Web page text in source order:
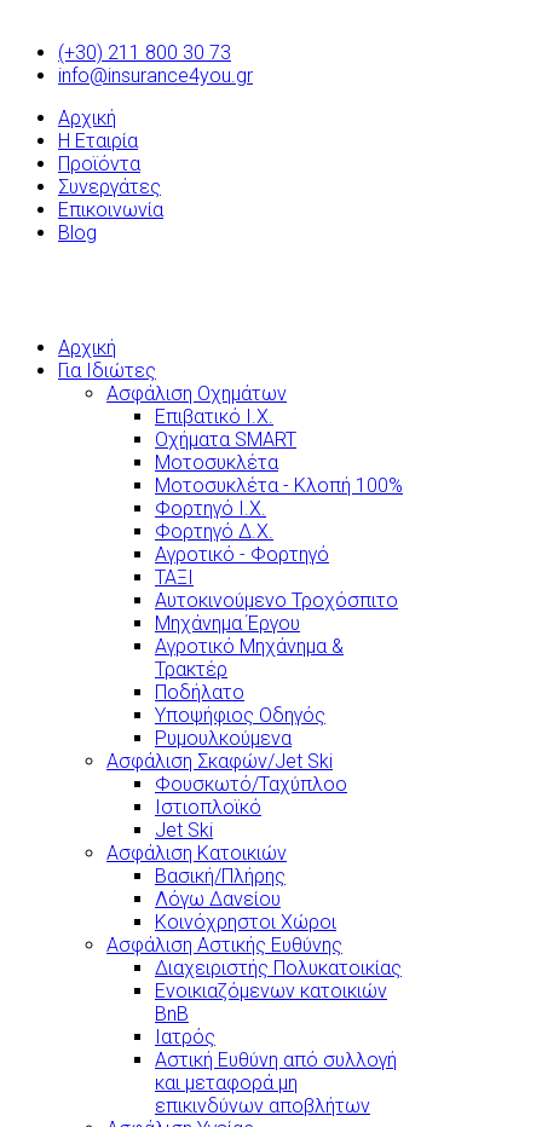
(+30) 211 800 30 73
info@insurance4you.gr
Αρχική
Η Εταιρία
Προϊόντα
Συνεργάτες
Επικοινωνία
Blog
Αρχική
Για Ιδιώτες
Ασφάλιση Οχημάτων
Επιβατικό Ι.Χ.
Οχήματα SMART
Μοτοσυκλέτα
Μοτοσυκλέτα - Κλοπή 100%
Φορτηγό Ι.Χ.
Φορτηγό Δ.Χ.
Αγροτικό - Φορτηγό
ΤΑΞΙ
Αυτοκινούμενο Τροχόσπιτο
Μηχάνημα Έργου
Αγροτικό Μηχάνημα &
Τρακτέρ
Ποδήλατο
Υποψήφιος Οδηγός
Ρυμουλκούμενα
Ασφάλιση Σκαφών/Jet Ski
Φουσκωτό/Ταχύπλοο
Ιστιοπλοϊκό
Jet Ski
Ασφάλιση Κατοικιών
Βασική/Πλήρης
Λόγω Δανείου
Κοινόχρηστοι Χώροι
Ασφάλιση Αστικής Ευθύνης
Διαχειριστής Πολυκατοικίας
Ενοικιαζόμενων κατοικιών
BnB
Ιατρός
Αστική Ευθύνη από συλλογή
και μεταφορά μη
επικινδύνων αποβλήτων